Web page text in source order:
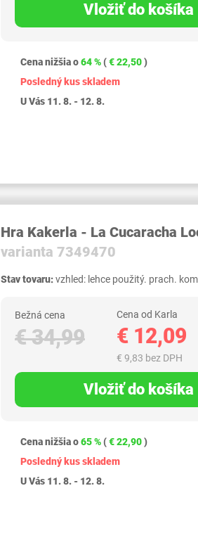
Vložiť do košíka
Cena nižšia o64 % (€ 22,50)
Posledný kus skladem
U Vás 11. 8. - 12. 8.
Hra Kakerla - La Cucaracha
varianta 7349470
Stav tovaru:vzhled: lehce použitý. prach.
Bežná cena
€ 34,99
Cena od Karla
€ 12,09
€ 9,83 bez DPH
Vložiť do košíka
Cena nižšia o65 % (€ 22,90)
Posledný kus skladem
U Vás 11. 8. - 12. 8.